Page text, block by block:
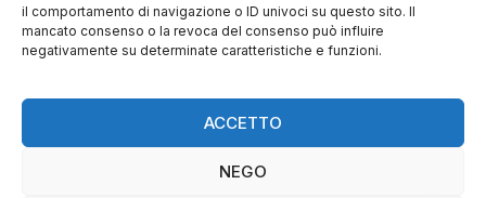
il comportamento di navigazione o ID univoci su questo sito. Il
mancato consenso o la revoca del consenso può influire
negativamente su determinate caratteristiche e funzioni.
ACCETTO
NEGO
CI TROVI ANCHE SU: